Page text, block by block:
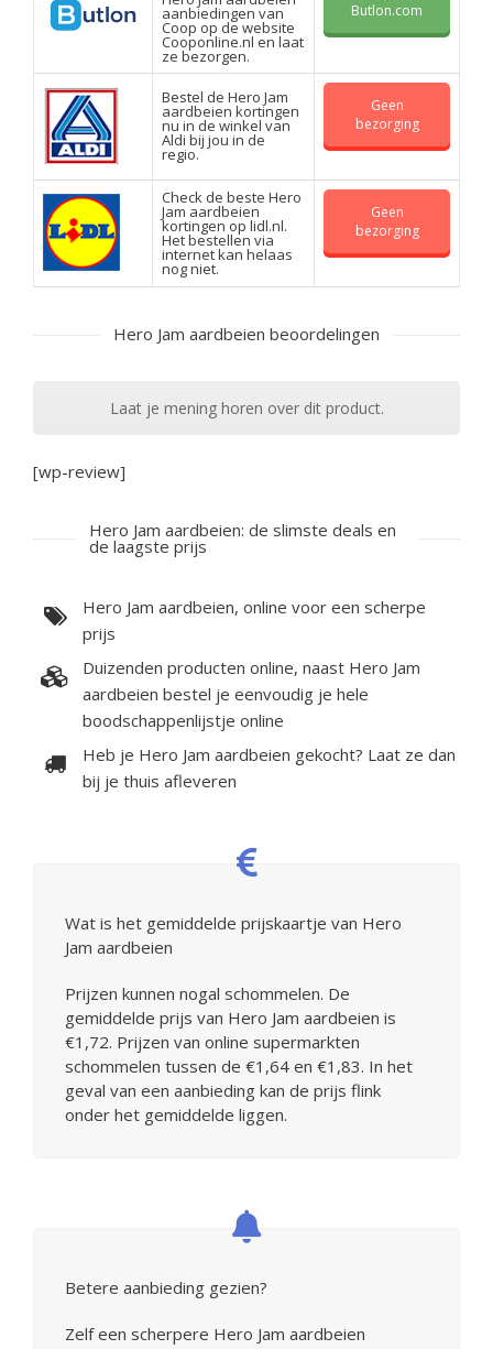
aanbiedingen van
Coop op de website
Cooponline.nl en laat
ze bezorgen.
Butlon.com
Bestel de Hero Jam
aardbeien kortingen
nu in de winkel van
Aldi bij jou in de
regio.
Geen
bezorging
Check de beste Hero
Jam aardbeien
kortingen op lidl.nl.
Het bestellen via
internet kan helaas
nog niet.
Geen
bezorging
Hero Jam aardbeien beoordelingen
Laat je mening horen over dit product.
[wp-review]
Hero Jam aardbeien: de slimste deals en
de laagste prijs
Hero Jam aardbeien, online voor een scherpe
prijs
Duizenden producten online, naast Hero Jam
aardbeien bestel je eenvoudig je hele
boodschappenlijstje online
Heb je Hero Jam aardbeien gekocht? Laat ze dan
bij je thuis afleveren
Wat is het gemiddelde prijskaartje van Hero
Jam aardbeien
Prijzen kunnen nogal schommelen. De
gemiddelde prijs van Hero Jam aardbeien is
€1,72. Prijzen van online supermarkten
schommelen tussen de €1,64 en €1,83. In het
geval van een aanbieding kan de prijs flink
onder het gemiddelde liggen.
Betere aanbieding gezien?
Zelf een scherpere Hero Jam aardbeien